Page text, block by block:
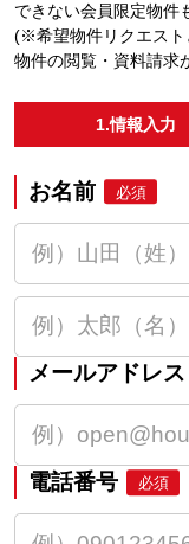
できない会員限定物件
(※希望物件リクエスト
物件の閲覧・資料請求
1.情報入力
お名前 必須
メールアドレス
電話番号 必須